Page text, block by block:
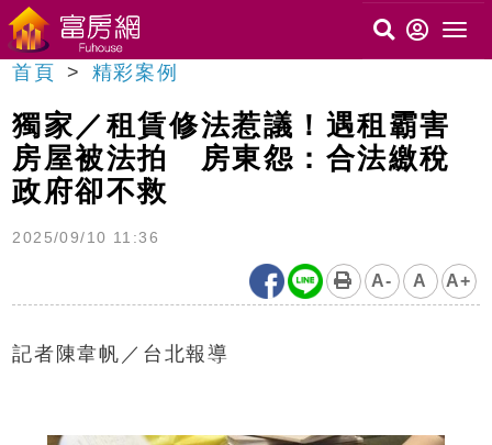
首頁 精彩案例
獨家／租賃修法惹議！遇租霸害
房屋被法拍 房東怨：合法繳稅
政府卻不救
2025/09/10 11:36
A- A A+
記者陳韋帆／台北報導